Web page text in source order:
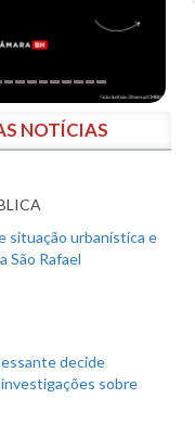
NOTÍCIAS
situação urbanística e
São Rafael
decide
sobre